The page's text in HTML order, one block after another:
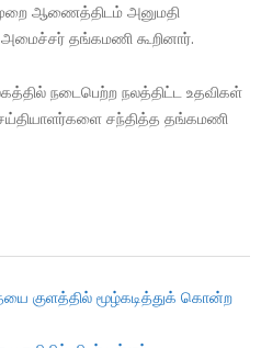
முறை ஆணைத்திடம் அனுமதி
தங்கமணி கூறினார்.
நடைபெற்ற நலத்திட்ட உதவிகள்
சந்தித்த தங்கமணி
குளத்தில் மூழ்கடித்துக் கொன்ற